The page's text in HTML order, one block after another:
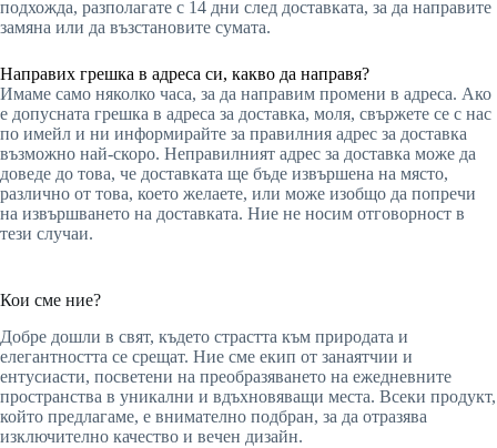
подхожда, разполагате с 14 дни след доставката, за да направите
замяна или да възстановите сумата.
Направих грешка в адреса си, какво да направя?
Имаме само няколко часа, за да направим промени в адреса. Ако
е допусната грешка в адреса за доставка, моля, свържете се с нас
по имейл и ни информирайте за правилния адрес за доставка
възможно най-скоро. Неправилният адрес за доставка може да
доведе до това, че доставката ще бъде извършена на място,
различно от това, което желаете, или може изобщо да попречи
на извършването на доставката. Ние не носим отговорност в
тези случаи.
Кои сме ние?
Добре дошли в свят, където страстта към природата и
елегантността се срещат. Ние сме екип от занаятчии и
ентусиасти, посветени на преобразяването на ежедневните
пространства в уникални и вдъхновяващи места. Всеки продукт,
който предлагаме, е внимателно подбран, за да отразява
изключително качество и вечен дизайн.